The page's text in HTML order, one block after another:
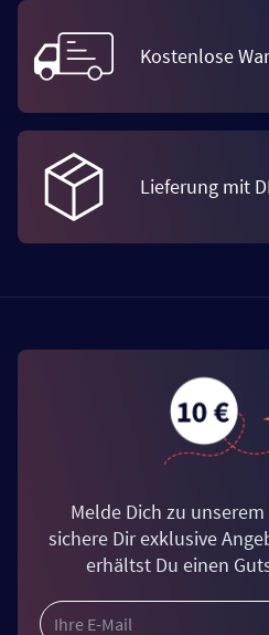
Kostenlose
Lieferung mit
Melde Dich zu
sichere Dir exklusive
erhältst Du einen